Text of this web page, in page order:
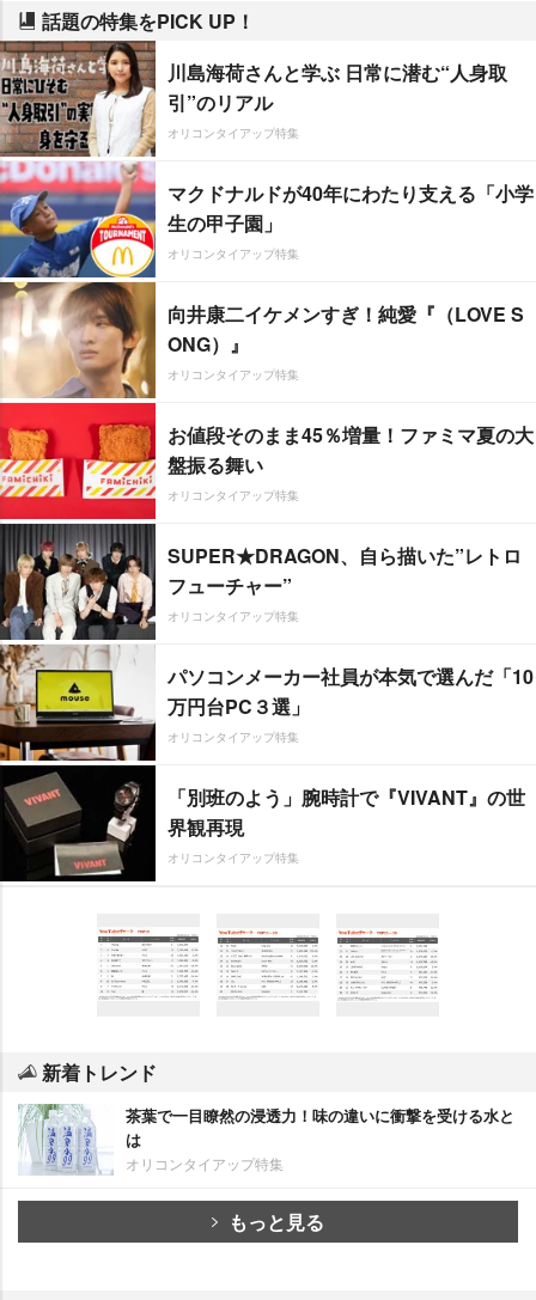
話題の特集をPICK UP！
川島海荷さんと学ぶ 日常に潜む“人身取
引”のリアル
オリコンタイアップ特集
マクドナルドが40年にわたり支える「小学
生の甲子園」
オリコンタイアップ特集
向井康二イケメンすぎ！純愛『（LOVE S
ONG）』
オリコンタイアップ特集
お値段そのまま45％増量！ファミマ夏の大
盤振る舞い
オリコンタイアップ特集
SUPER★DRAGON、自ら描いた”レトロ
フューチャー”
オリコンタイアップ特集
パソコンメーカー社員が本気で選んだ「10
万円台PC３選」
オリコンタイアップ特集
「別班のよう」腕時計で『VIVANT』の世
界観再現
オリコンタイアップ特集
新着トレンド
茶葉で一目瞭然の浸透力！味の違いに衝撃を受ける水と
は
オリコンタイアップ特集
もっと見る